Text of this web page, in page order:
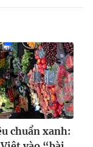
chuẩn xanh: